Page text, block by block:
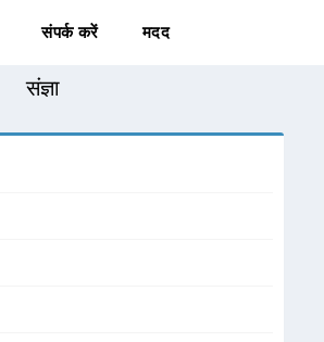
संपर्क करें मदद
संज्ञा